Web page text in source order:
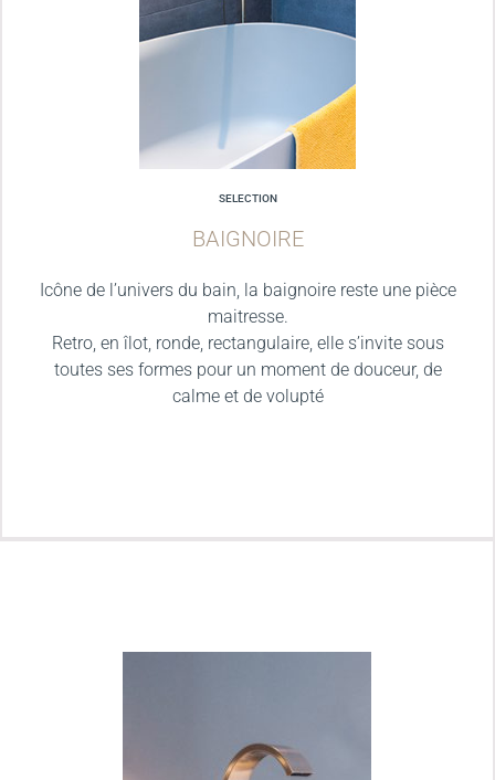
SELECTION
BAIGNOIRE
Icône de l’univers du bain, la baignoire reste une pièce
maitresse.
Retro, en îlot, ronde, rectangulaire, elle s’invite sous
toutes ses formes pour un moment de douceur, de
calme et de volupté